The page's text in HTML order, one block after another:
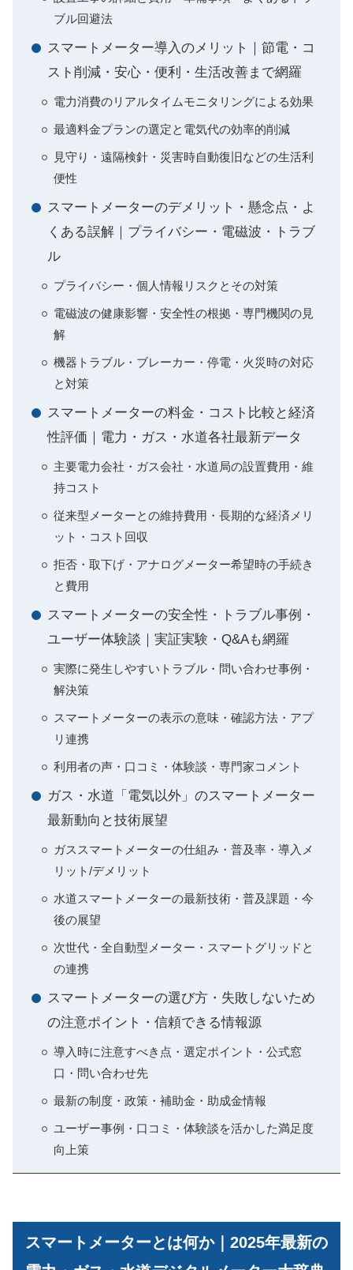
ブル回避法
スマートメーター導入のメリット｜節電・コ
スト削減・安心・便利・生活改善まで網羅
電力消費のリアルタイムモニタリングによる効果
最適料金プランの選定と電気代の効率的削減
見守り・遠隔検針・災害時自動復旧などの生活利
便性
スマートメーターのデメリット・懸念点・よ
くある誤解｜プライバシー・電磁波・トラブ
ル
プライバシー・個人情報リスクとその対策
電磁波の健康影響・安全性の根拠・専門機関の見
解
機器トラブル・ブレーカー・停電・火災時の対応
と対策
スマートメーターの料金・コスト比較と経済
性評価｜電力・ガス・水道各社最新データ
主要電力会社・ガス会社・水道局の設置費用・維
持コスト
従来型メーターとの維持費用・長期的な経済メリ
ット・コスト回収
拒否・取下げ・アナログメーター希望時の手続き
と費用
スマートメーターの安全性・トラブル事例・
ユーザー体験談｜実証実験・Q&Aも網羅
実際に発生しやすいトラブル・問い合わせ事例・
解決策
スマートメーターの表示の意味・確認方法・アプ
リ連携
利用者の声・口コミ・体験談・専門家コメント
ガス・水道「電気以外」のスマートメーター
最新動向と技術展望
ガススマートメーターの仕組み・普及率・導入メ
リット/デメリット
水道スマートメーターの最新技術・普及課題・今
後の展望
次世代・全自動型メーター・スマートグリッドと
の連携
スマートメーターの選び方・失敗しないため
の注意ポイント・信頼できる情報源
導入時に注意すべき点・選定ポイント・公式窓
口・問い合わせ先
最新の制度・政策・補助金・助成金情報
ユーザー事例・口コミ・体験談を活かした満足度
向上策
スマートメーターとは何か｜2025年最新の